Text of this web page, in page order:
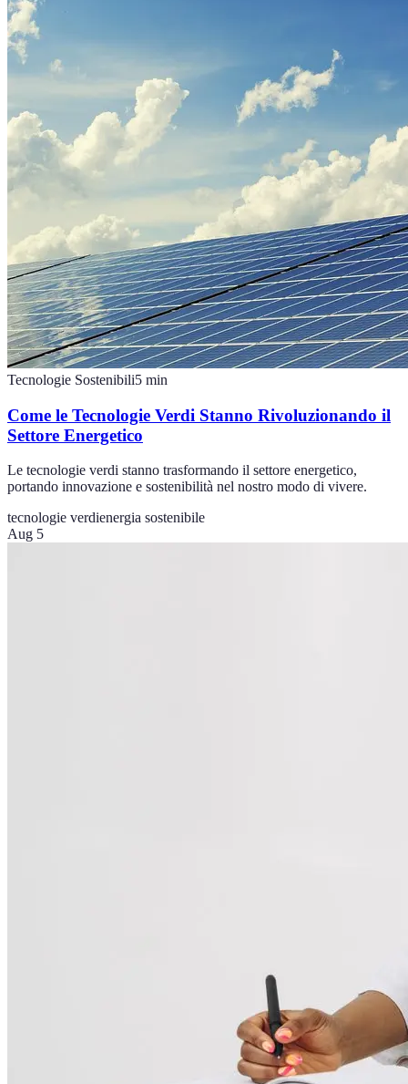
Tecnologie Sostenibili5 min
Come le Tecnologie Verdi Stanno Rivoluzionando il
Settore Energetico
Le tecnologie verdi stanno trasformando il settore energetico,
portando innovazione e sostenibilità nel nostro modo di vivere.
tecnologie verdienergia sostenibile
Aug 5